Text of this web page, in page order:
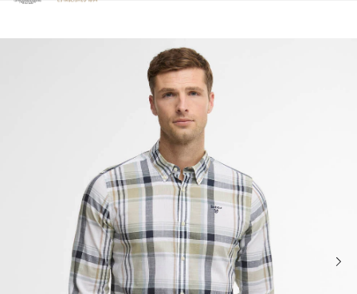
Clicca per visualizzare la nostra Dichiarazione di Accessibilità